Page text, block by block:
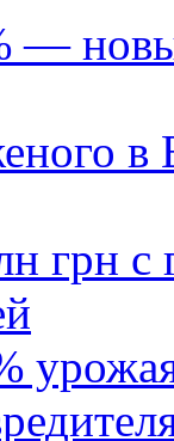
в
грн с